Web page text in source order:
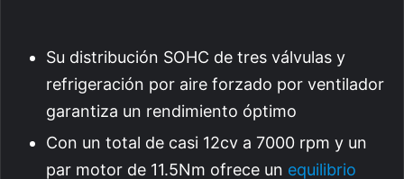
Su distribución SOHC de tres válvulas y
refrigeración por aire forzado por ventilador
garantiza un rendimiento óptimo
Con un total de casi 12cv a 7000 rpm y un
par motor de 11.5Nm ofrece un equilibrio